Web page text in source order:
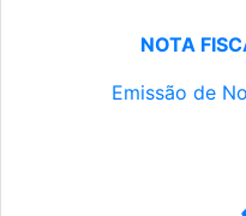
NOTA
Emissão de